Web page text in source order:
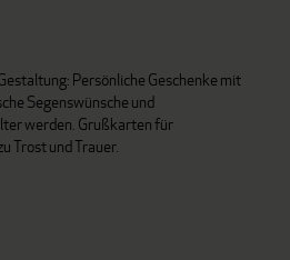
Persönliche Geschenke mit
Segenswünsche und
werden. Grußkarten für
Trost und Trauer.